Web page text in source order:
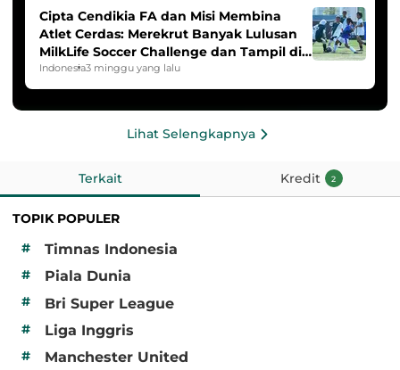
Cipta Cendikia FA dan Misi Membina
Atlet Cerdas: Merekrut Banyak Lulusan
MilkLife Soccer Challenge dan Tampil di
HYDROPLUS Soccer League
Indonesia3 minggu yang lalu
Lihat Selengkapnya
Terkait Kredit 2
TOPIK POPULER
#
Timnas Indonesia
# Piala Dunia
# Bri Super League
# Liga Inggris
# Manchester United